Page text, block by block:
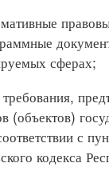
сферах;
(объектов)
с
кодекса